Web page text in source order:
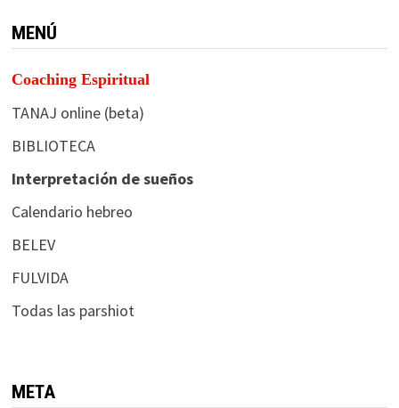
MENÚ
Coaching Espiritual
TANAJ online (beta)
BIBLIOTECA
Interpretación de sueños
Calendario hebreo
BELEV
FULVIDA
Todas las parshiot
META